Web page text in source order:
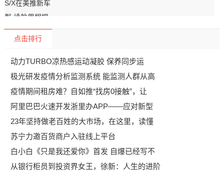
点击排行
动力TURBO凉热感运动凝胶 保养同步运
极光研发疫情分析监测系统 能监测人群从高
疫情期间租房难？自如推“找房0接触”，让
阿里巴巴火速开发浙里办APP——应对新型
23年坚持做老百姓的大市场，在这里，读懂
苏宁力邀百货商户入驻线上平台
白小白《只是我还爱你》首发 自爆已经写不
从银行柜员到投资界女王，徐新：人生的进阶